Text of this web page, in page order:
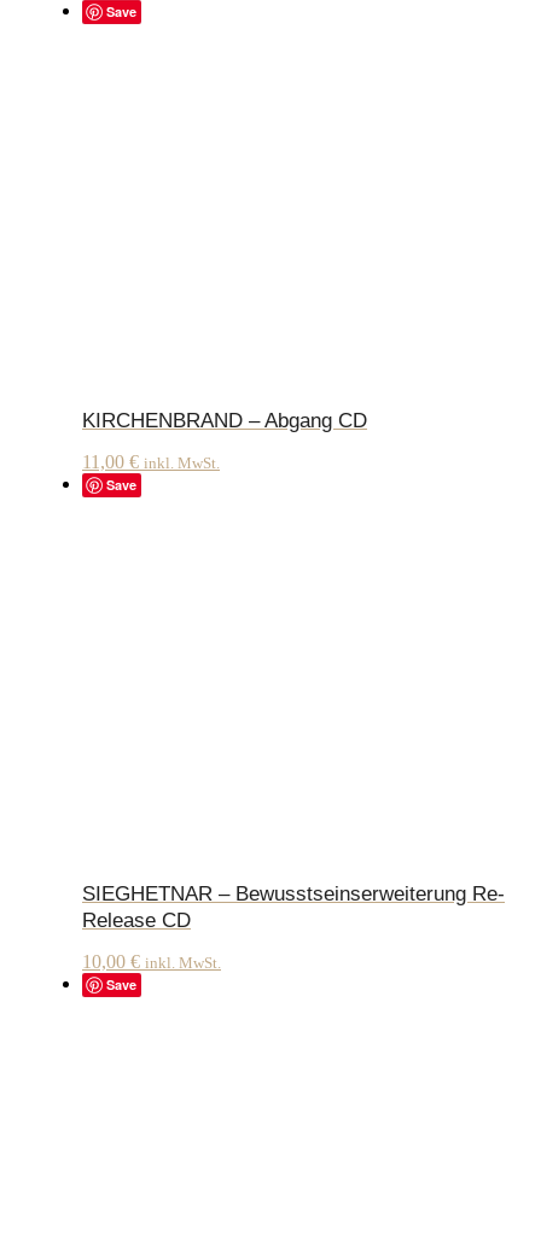
Save
KIRCHENBRAND – Abgang CD
11,00 € inkl. MwSt.
Save
SIEGHETNAR – Bewusstseinserweiterung Re-
Release CD
10,00 € inkl. MwSt.
Save